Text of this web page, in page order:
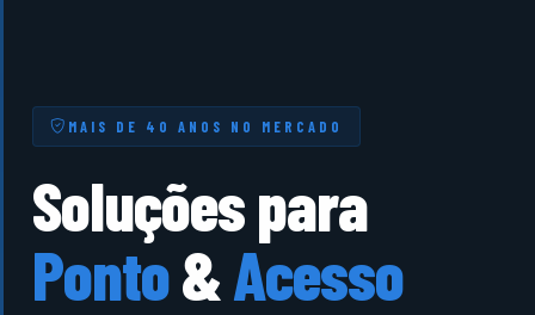
MAIS DE 40 ANOS NO MERCADO
Soluções para
Ponto&Acesso